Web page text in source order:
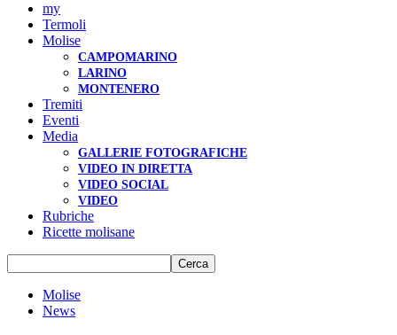
my
Termoli
Molise
CAMPOMARINO
LARINO
MONTENERO
Tremiti
Eventi
Media
GALLERIE FOTOGRAFICHE
VIDEO IN DIRETTA
VIDEO SOCIAL
VIDEO
Rubriche
Ricette molisane
Molise
News